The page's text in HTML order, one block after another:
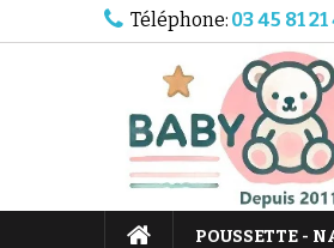
Téléphone: 03 45 81 21
POUSSETTE -